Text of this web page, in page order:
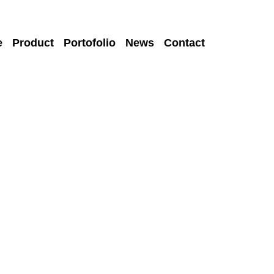
Product Portofolio News Contact